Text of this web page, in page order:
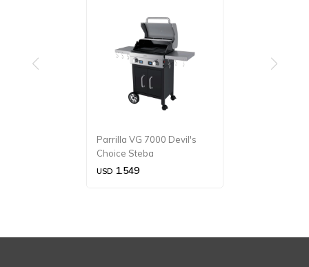
Parrilla VG 7000 Devil's
Choice Steba
USD 1.549